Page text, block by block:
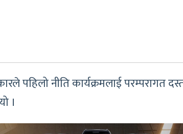
पहिलो नीति कार्यक्रमलाई
।